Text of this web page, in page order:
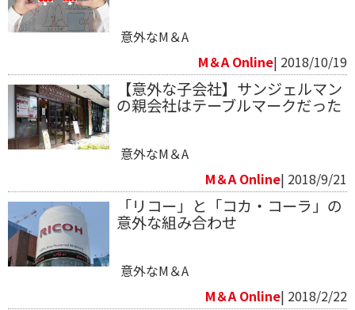
意外なM＆A
M＆A Online| 2018/10/19
【意外な子会社】サンジェルマン
の親会社はテーブルマークだった
意外なM＆A
M＆A Online| 2018/9/21
「リコー」と「コカ・コーラ」の
意外な組み合わせ
意外なM＆A
M＆A Online| 2018/2/22